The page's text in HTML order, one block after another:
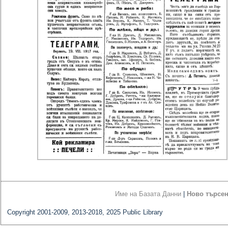
Име на Базата Данни Ново
Copyright 2001-2009, 2013-2018, 2025 Public Library